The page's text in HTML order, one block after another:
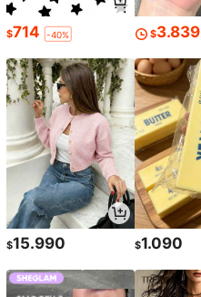
$714 -40% $3.839
$15.990 $1.090